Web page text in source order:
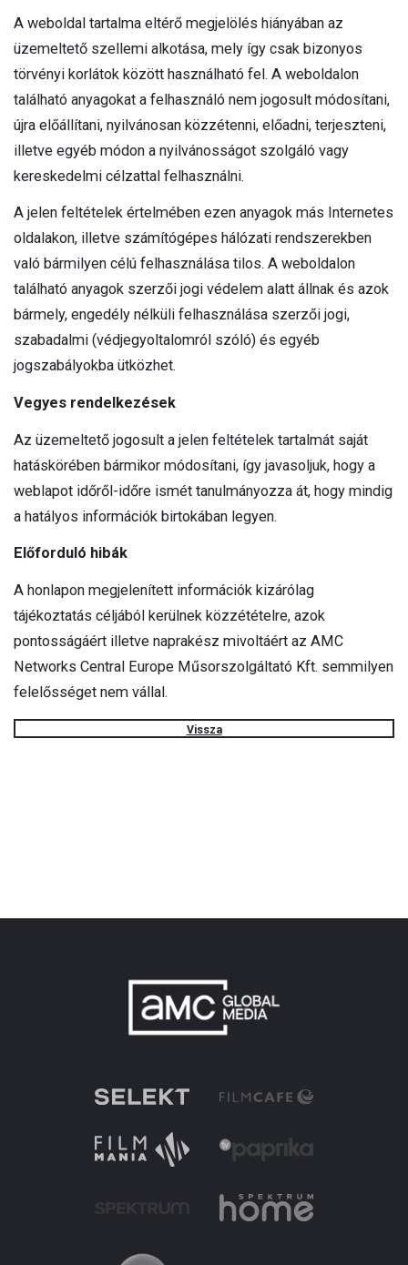
A weboldal tartalma eltérő megjelölés hiányában az
üzemeltető szellemi alkotása, mely így csak bizonyos
törvényi korlátok között használható fel. A weboldalon
található anyagokat a felhasználó nem jogosult módosítani,
újra előállítani, nyilvánosan közzétenni, előadni, terjeszteni,
illetve egyéb módon a nyilvánosságot szolgáló vagy
kereskedelmi célzattal felhasználni.
A jelen feltételek értelmében ezen anyagok más Internetes
oldalakon, illetve számítógépes hálózati rendszerekben
való bármilyen célú felhasználása tilos. A weboldalon
található anyagok szerzői jogi védelem alatt állnak és azok
bármely, engedély nélküli felhasználása szerzői jogi,
szabadalmi (védjegyoltalomról szóló) és egyéb
jogszabályokba ütközhet.
Vegyes rendelkezések
Az üzemeltető jogosult a jelen feltételek tartalmát saját
hatáskörében bármikor módosítani, így javasoljuk, hogy a
weblapot időről-időre ismét tanulmányozza át, hogy mindig
a hatályos információk birtokában legyen.
Előforduló hibák
A honlapon megjelenített információk kizárólag
tájékoztatás céljából kerülnek közzétételre, azok
pontosságáért illetve naprakész mivoltáért az AMC
Networks Central Europe Műsorszolgáltató Kft. semmilyen
felelősséget nem vállal.
Vissza